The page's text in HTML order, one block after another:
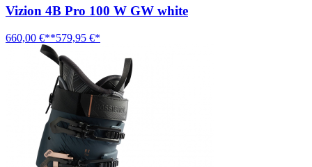
Vizion 4B Pro 100 W GW white
660,00 €**579,95 €*